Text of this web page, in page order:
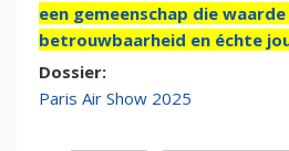
een gemeenschap die
betrouwbaarheid en échte
Dossier:
Paris Air Show 2025